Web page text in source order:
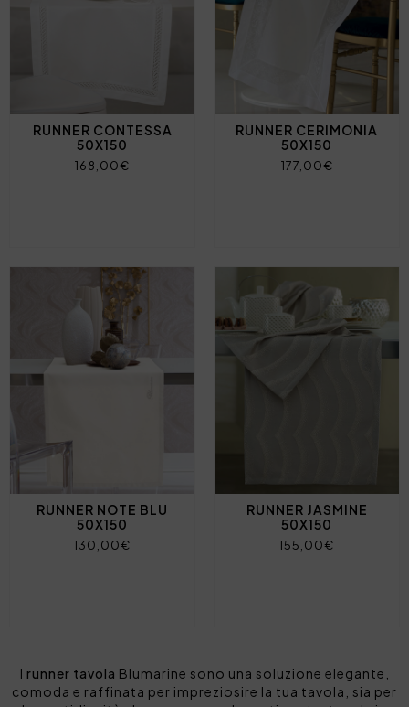
RUNNER CONTESSA
50X150
168,00€
RUNNER CERIMONIA
50X150
177,00€
RUNNER NOTE BLU
50X150
130,00€
RUNNER JASMINE
50X150
155,00€
I runner tavola Blumarine sono una soluzione elegante,
comoda e raffinata per impreziosire la tua tavola, sia per